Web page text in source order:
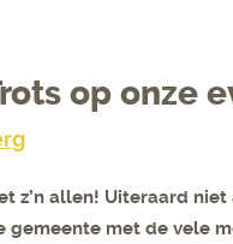
op onze
z’n allen! Uiteraard
gemeente met de vele